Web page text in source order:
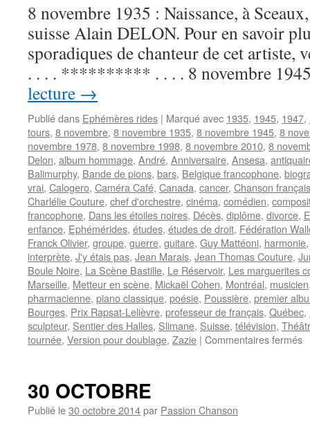
8 novembre 1935 : Naissance, à
suisse Alain DELON. Pour en savoir
sporadiques de chanteur de cet
. . . . ********** . . . . 8 novembre
lecture →
Publié dans Ephémères rides | Marqué avec 1935, 1945, 1947,
tours, 8 novembre, 8 novembre 1935, 8 novembre 1945, 8
novembre 1978, 8 novembre 1998, 8 novembre 2010, 8
Delon, album hommage, André, Anniversaire, Ansesa,
Balimurphy, Bande de pions, bars, Belgique francophone,
vrai, Calogero, Caméra Café, Canada, cancer, Chanson
Charlélie Couture, chef d'orchestre, cinéma, comédien,
francophone, Dans les étoiles noires, Décès, diplôme, divorce,
enfance, Ephémérides, études, études de droit, Fédération
Franck Olivier, groupe, guerre, guitare, Guy Mattéoni, harmonie
interprète, J'y étais pas, Jean Marais, Jean Thomas Couture,
Boule Noire, La Scène Bastille, Le Réservoir, Les marguerites
Marseille, Metteur en scène, Mickaël Cohen, Montréal, musicien
pharmacienne, piano classique, poésie, Poussière, premier
Bourges, Prix Rapsat-Lelièvre, professeur de français, Québec,
sculpteur, Sentier des Halles, Slimane, Suisse, télévision,
tournée, Version pour doublage, Zazie | Commentaires fermés
30 OCTOBRE
Publié le30 octobre 2014par Passion Chanson